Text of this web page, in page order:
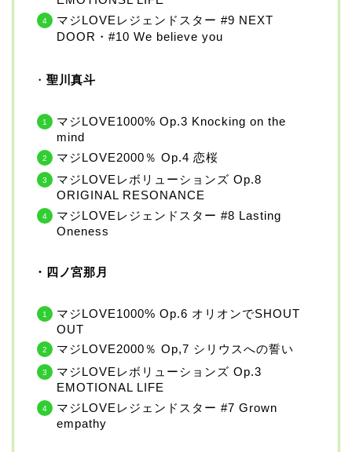
マジLOVEレジェンドスター #9 NEXT
DOOR・#10 We believe you
・ 聖川真斗
マジLOVE1000% Op.3 Knocking on the
mind
マジLOVE2000％ Op.4 恋桜
マジLOVEレボリューションズ Op.8
ORIGINAL RESONANCE
マジLOVEレジェンドスター #8 Lasting
Oneness
・四ノ宮那月
マジLOVE1000% Op.6 オリオンでSHOUT
OUT
マジLOVE2000％ Op,7 シリウスへの誓い
マジLOVEレボリューションズ Op.3
EMOTIONAL LIFE
マジLOVEレジェンドスター #7 Grown
empathy